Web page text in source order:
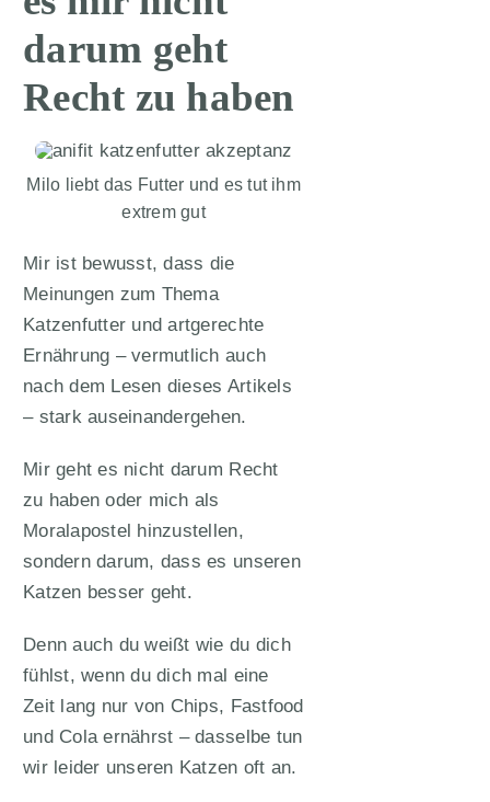
darum geht
Recht zu haben
Milo liebt das Futter und es tut ihm
extrem gut
Mir ist bewusst, dass die
Meinungen zum Thema
Katzenfutter und artgerechte
Ernährung – vermutlich auch
nach dem Lesen dieses Artikels
– stark auseinandergehen.
Mir geht es nicht darum Recht
zu haben oder mich als
Moralapostel hinzustellen,
sondern darum, dass es unseren
Katzen besser geht.
Denn auch du weißt wie du dich
fühlst, wenn du dich mal eine
Zeit lang nur von Chips, Fastfood
und Cola ernährst – dasselbe tun
wir leider unseren Katzen oft an.